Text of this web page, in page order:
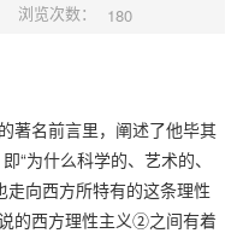
浏览次数： 180
著名前言里，阐述了他毕其
“为什么科学的、艺术的、
向西方所特有的这条理性
的西方理性主义②之间有着